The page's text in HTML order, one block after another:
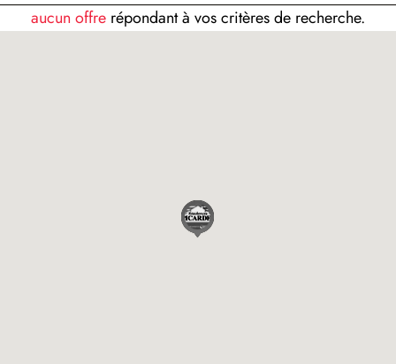
aucun offre répondant à vos critères de recherche.